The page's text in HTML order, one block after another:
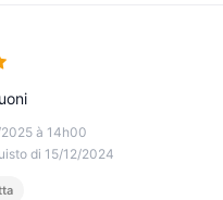
à 14h00
di 15/12/2024